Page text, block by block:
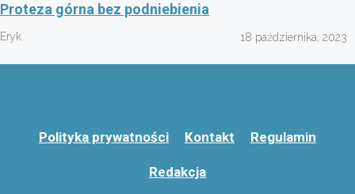
Proteza górna bez podniebienia
Eryk 18 października, 2023
Polityka prywatności Kontakt Regulamin
Redakcja